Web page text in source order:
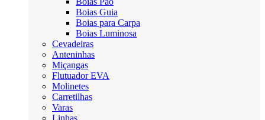
Boias Guia
Boias para Carpa
Boias Luminosa
Cevadeiras
Anteninhas
Miçangas
Flutuador EVA
Molinetes
Carretilhas
Varas
Linhas